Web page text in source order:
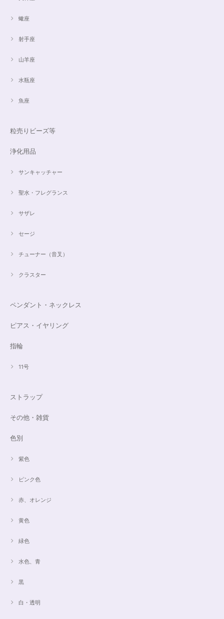
蠍座
射手座
山羊座
水瓶座
魚座
粒売りビーズ等
浄化用品
サンキャッチャー
聖水・フレグランス
サザレ
セージ
チューナー（音叉）
クラスター
ペンダント・ネックレス
ピアス・イヤリング
指輪
11号
ストラップ
その他・雑貨
色別
紫色
ピンク色
赤、オレンジ
黄色
緑色
水色、青
黒
白・透明